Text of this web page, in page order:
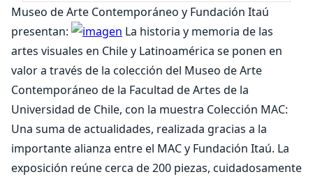
Museo de Arte Contemporáneo y Fundación Itaú
presentan:
La historia y memoria de las
artes visuales en Chile y Latinoamérica se ponen en
valor a través de la colección del Museo de Arte
Contemporáneo de la Facultad de Artes de la
Universidad de Chile, con la muestra Colección MAC:
Una suma de actualidades, realizada gracias a la
importante alianza entre el MAC y Fundación Itaú. La
exposición reúne cerca de 200 piezas, cuidadosamente